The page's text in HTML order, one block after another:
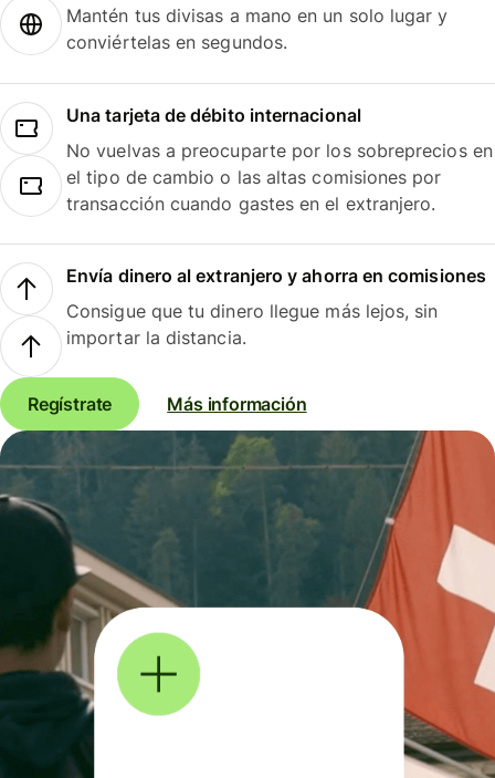
Mantén tus divisas a mano en un solo lugar y
conviértelas en segundos.
Una tarjeta de débito internacional
No vuelvas a preocuparte por los sobreprecios en
el tipo de cambio o las altas comisiones por
transacción cuando gastes en el extranjero.
Envía dinero al extranjero y ahorra en comisiones
Consigue que tu dinero llegue más lejos, sin
importar la distancia.
Regístrate Más información